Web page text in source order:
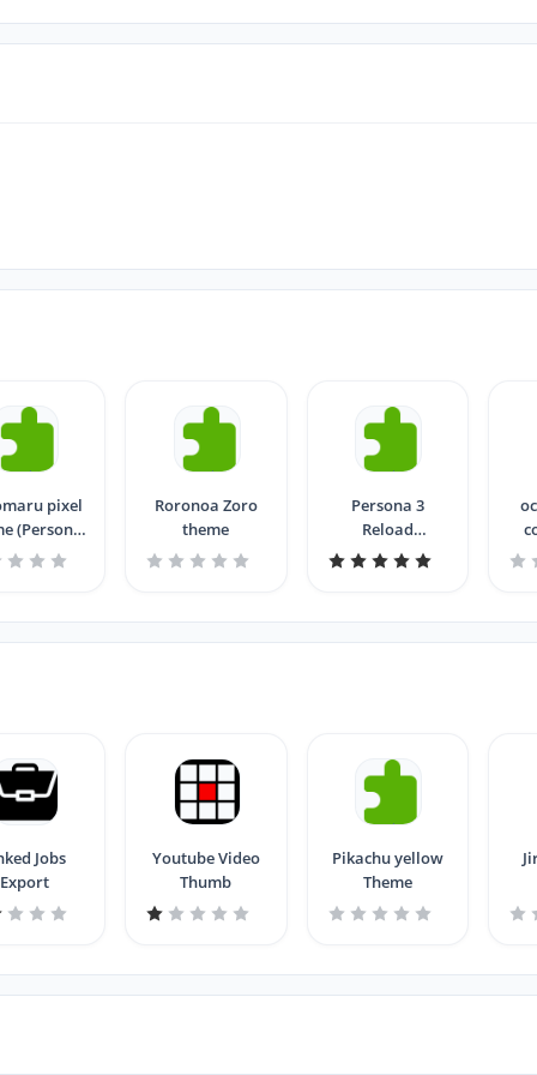
pixel
(Persona
3)
Roronoa Zoro
theme
Persona 3
Reload
KoromaruTheme
Jobs
Export
Youtube Video
Thumb
Pikachu yellow
Theme